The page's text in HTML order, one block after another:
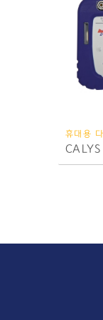
휴대용